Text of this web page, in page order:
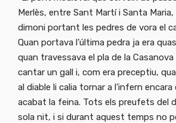
Merlès, entre Sant Martí i Santa
dimoni portant les pedres de vora el
Quan portava l’última pedra ja era
quan travessava el pla de la Casanova
cantar un gall i, com era preceptiu,
al diable li calia tornar a l’infern
acabat la feina. Tots els preufets del
sola nit, i si durant aquest temps no